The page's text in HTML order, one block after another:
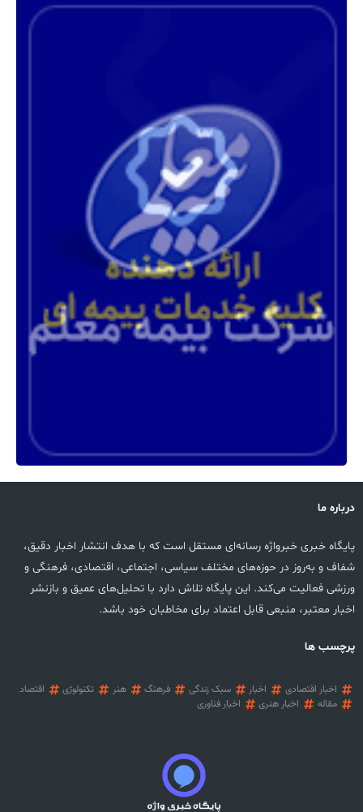
درباره ما
پایگاه خبری خبرواژه رسانه‌ای مستقل است که با هدف انتشار اخبار دقیق،
شفاف و به‌روز در حوزه‌های مختلف سیاسی، اجتماعی، اقتصادی، فرهنگی و
ورزشی فعالیت می‌کند. این پایگاه تلاش دارد با تحلیل‌های عمیق و بازنشر
اخبار معتبر، منبعی قابل اعتماد برای مخاطبان خود باشد.
پرچسب ها
اخبار اقتصادی اخبار سبک زندگی فرهنگ هنر تکنولوژی
اقتصاد
مقاله
اخبار هنری اخبار فناوری